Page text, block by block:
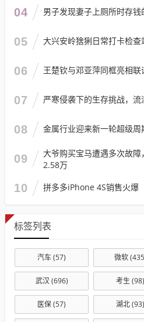
04 男子发现妻子上厕所时存
05 大兴安岭猞猁日常打卡检查
06 王楚钦与邓亚萍同框亮相联
07 严寒侵袭下的生存挑战，
08 金属行业迎来新一轮超级
09
大爷购买宝马遭遇多次故
2.58万
10 拼多多iPhone 4S销售火爆
标签列表
汽车(57) 微软
武汉 (696) 考生 (98)
医保(57) 湖北(93)